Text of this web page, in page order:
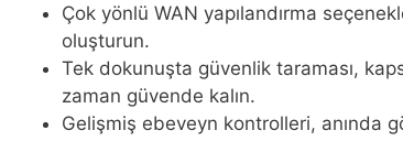
Çok yönlü WAN yapılandırma
oluşturun.
Tek dokunuşta güvenlik taraması,
zaman güvende kalın.
Gelişmiş ebeveyn kontrolleri, anında